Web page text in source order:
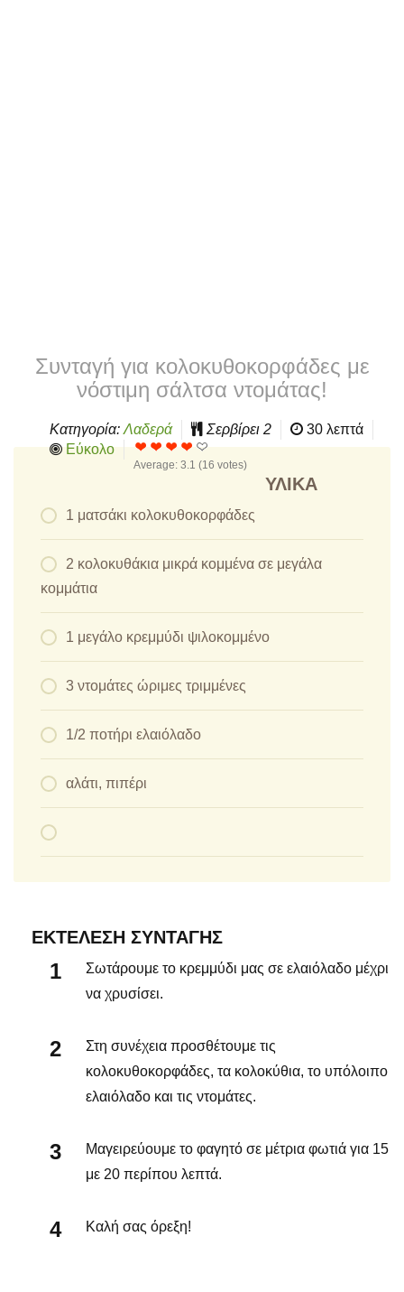
Συνταγή για κολοκυθοκορφάδες με
νόστιμη σάλτσα ντομάτας!
Κατηγορία: Λαδερά Σερβίρει 2
30 λεπτά
Εύκολο
Average: 3.1 (16 votes)
ΥΛΙΚΆ
1 ματσάκι κολοκυθοκορφάδες
2 κολοκυθάκια μικρά κομμένα σε μεγάλα
κομμάτια
1 μεγάλο κρεμμύδι ψιλοκομμένο
3 ντομάτες ώριμες τριμμένες
1/2 ποτήρι ελαιόλαδο
αλάτι, πιπέρι
ΕΚΤΈΛΕΣΗ ΣΥΝΤΑΓΉΣ
Σωτάρουμε το κρεμμύδι μας σε ελαιόλαδο μέχρι
να χρυσίσει.
Στη συνέχεια προσθέτουμε τις
κολοκυθοκορφάδες, τα κολοκύθια, το υπόλοιπο
ελαιόλαδο και τις ντομάτες.
Μαγειρεύουμε το φαγητό σε μέτρια φωτιά για 15
με 20 περίπου λεπτά.
Καλή σας όρεξη!